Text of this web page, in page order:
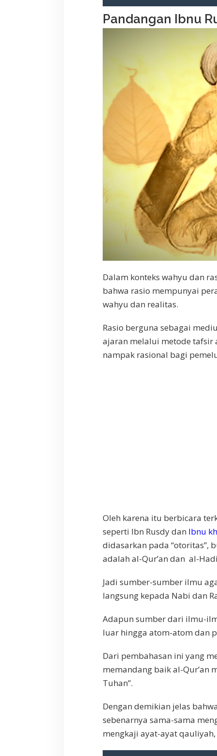
Pandangan Ibnu
Dalam konteks wahyu dan
bahwa rasio mempunyai
wahyu dan realitas.
Rasio berguna sebagai
ajaran melalui metode tafsir
nampak rasional bagi
Oleh karena itu berbicara
seperti Ibn Rusdy dan Ibnu
didasarkan pada “otoritas”,
adalah al-Qur’an dan al-
Jadi sumber-sumber ilmu
langsung kepada Nabi dan
Adapun sumber dari ilmu-
luar hingga atom-atom dan
Dari pembahasan ini yang
memandang baik al-Qur’an
Tuhan”.
Dengan demikian jelas
sebenarnya sama-sama
mengkaji ayat-ayat